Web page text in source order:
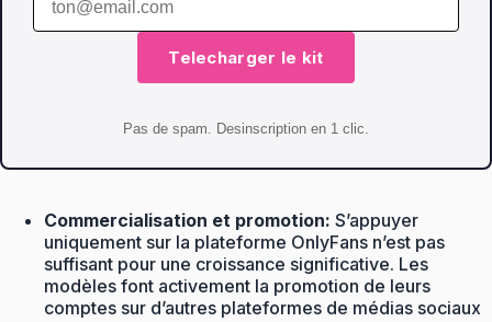
Telecharger le kit
Pas de spam. Desinscription en 1 clic.
Commercialisation et promotion: S’appuyer
uniquement sur la plateforme OnlyFans n’est pas
suffisant pour une croissance significative. Les
modèles font activement la promotion de leurs
comptes sur d’autres plateformes de médias sociaux